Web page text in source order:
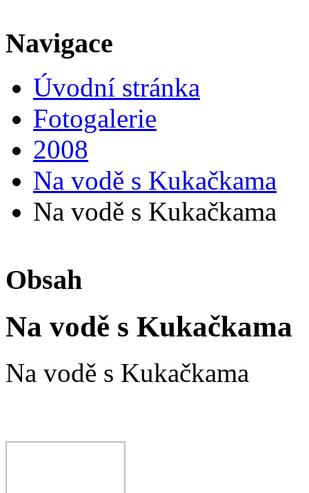
Navigace
Úvodní stránka
Fotogalerie
2008
Na vodě s Kukačkama
Na vodě s Kukačkama
Obsah
Na vodě s Kukačkama
Na vodě s Kukačkama